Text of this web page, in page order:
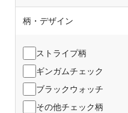
柄・デザイン
ストライプ柄
ギンガムチェック
ブラックウォッチ
その他チェック柄